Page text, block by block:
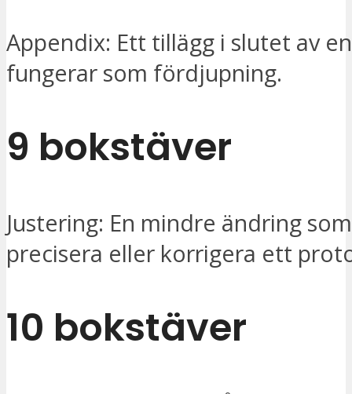
Appendix: Ett tillägg i slutet av
fungerar som fördjupning.
9 bokstäver
Justering: En mindre ändring
precisera eller korrigera ett
10 bokstäver